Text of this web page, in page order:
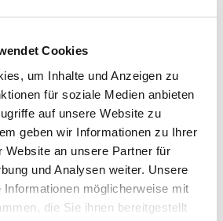
Cookies
um Inhalte und Anzeigen zu
für soziale Medien anbieten
auf unsere Website zu
geben wir Informationen zu Ihrer
Website an unsere Partner für
und Analysen weiter. Unsere
Informationen möglicherweise mit
die Sie ihnen bereitgestellt
SK 3V-450